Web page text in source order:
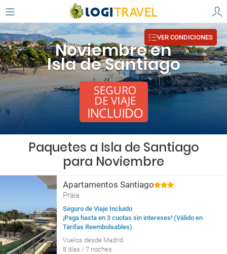
Noviembre en
Isla de Santiago
VER CONDICIONES
Paquetes a Isla de Santiago
para Noviembre
Apartamentos Santiago
Praia
Seguro de Viaje Incluido
¡Paga hasta en 3 cuotas sin intereses! (Válido en
Tarifas Reembolsables)
Vuelos desde Madrid
8 días / 7 noches